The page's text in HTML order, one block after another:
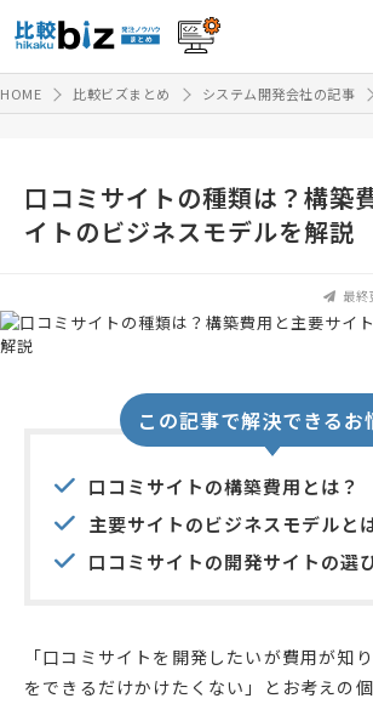
HOME 比較ビズまとめ システム開発会社の記事
口コミサイトの種類は？構築
イトのビジネスモデルを解説
最
この記事で解決できるお
口コミサイトの構築費用とは？
主要サイトのビジネスモデルと
口コミサイトの開発サイトの選
「口コミサイトを開発したいが費用が知
をできるだけかけたくない」とお考えの